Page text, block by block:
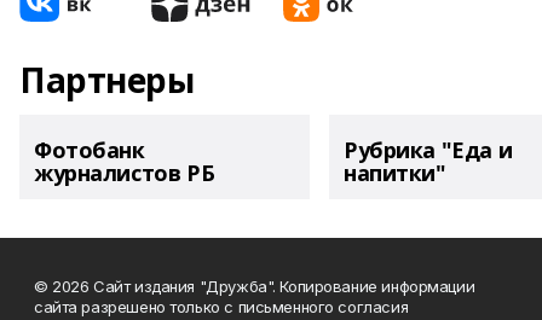
Партнеры
Фотобанк
журналистов РБ
Рубрика "Еда и
напитки"
© 2026 Сайт издания "Дружба". Копирование информации
сайта разрешено только с письменного согласия